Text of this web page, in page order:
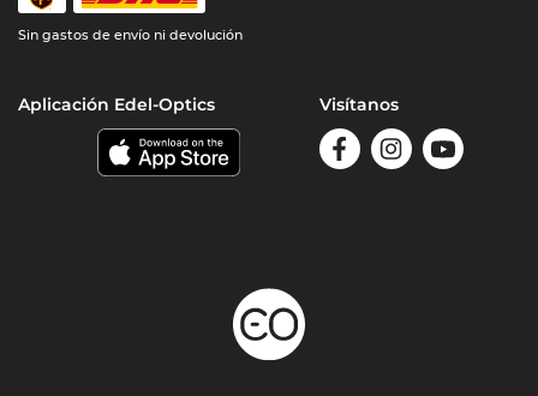
Sin gastos de envío ni devolución
Aplicación Edel-Optics Visítanos